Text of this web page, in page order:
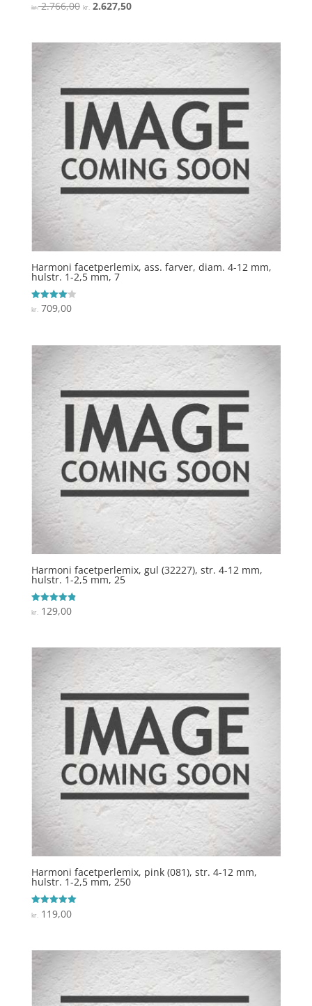
Vurderet
3.6
kr.2.766,00 Den
kr. 2.766,00.
kr. 2.627,50Den
er:
kr. 2.627,50.
Harmoni facetperlemix, ass. farver, diam. 4-12 mm,
hulstr. 1-2,5 mm, 7
Vurderet
4.1
kr.709,00
Harmoni facetperlemix, gul (32227), str. 4-12 mm,
hulstr. 1-2,5 mm, 25
Vurderet
4.9
kr.129,00
Harmoni facetperlemix, pink (081), str. 4-12 mm,
hulstr. 1-2,5 mm, 250
Vurderet
5
kr.119,00